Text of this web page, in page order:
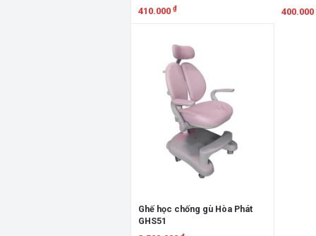
410.000 ₫
400.000
Ghế học chống gù Hòa Phát
GHS51